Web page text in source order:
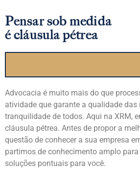
Pensar sob medida
é cláusula pétrea
Advocacia é muito mais do que
atividade que garante a qualidade das
tranquilidade de todos. Aqui na XRM,
cláusula pétrea. Antes de propor a
questão de conhecer a sua empresa
partimos de conhecimento amplo
soluções pontuais para você.